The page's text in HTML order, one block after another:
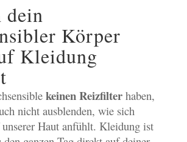
dein
Körper
Kleidung
keinen Reizfilterhaben,
nicht ausblenden, wie sich
Haut anfühlt. Kleidung ist